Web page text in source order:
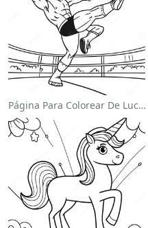
Página Para Colorear De Luchador De Wwe Saltando Sobre Oponente